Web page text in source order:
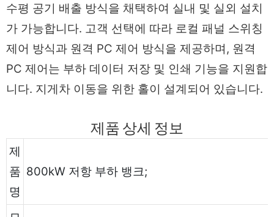
수평 공기 배출 방식을 채택하여 실내 및 실외 설치
가 가능합니다. 고객 선택에 따라 로컬 패널 스위칭
제어 방식과 원격 PC 제어 방식을 제공하며, 원격
PC 제어는 부하 데이터 저장 및 인쇄 기능을 지원합
니다. 지게차 이동을 위한 홀이 설계되어 있습니다.
제품 상세 정보
제
품
명
800kW 저항 부하 뱅크;